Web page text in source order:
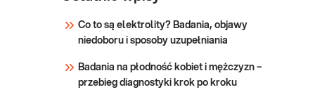
wpływającego na aktualny
stan zdrowia, ry
funkcjonowania bariery jelitowej
związanej z patogenezą
jelit w tym chorób
autoimmunologicznych,
Sprawdź
Co to są elektrolity? Badania, objawy
niedoboru i sposoby uzupełniania
Badania na płodność kobiet i mężczyzn –
przebieg diagnostyki krok po kroku